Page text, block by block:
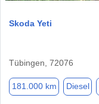
Skoda Yeti
Tübingen, 72076
181.000 km Diesel